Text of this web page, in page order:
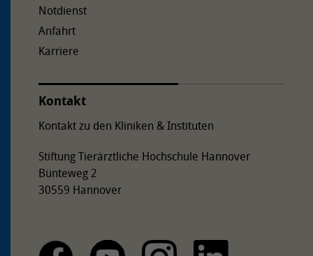
Notdienst
Anfahrt
Karriere
Kontakt
Kontakt zu den Kliniken & Instituten
Stiftung Tierärztliche Hochschule Hannover
Bünteweg 2
30559 Hannover